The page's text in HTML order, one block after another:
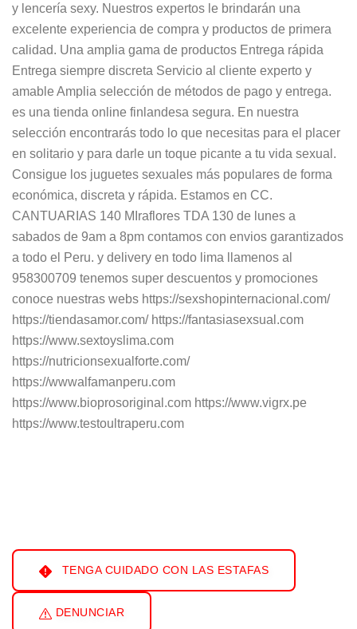
y lencería sexy. Nuestros expertos le brindarán una
excelente experiencia de compra y productos de primera
calidad. Una amplia gama de productos Entrega rápida
Entrega siempre discreta Servicio al cliente experto y
amable Amplia selección de métodos de pago y entrega.
es una tienda online finlandesa segura. En nuestra
selección encontrarás todo lo que necesitas para el placer
en solitario y para darle un toque picante a tu vida sexual.
Consigue los juguetes sexuales más populares de forma
económica, discreta y rápida. Estamos en CC.
CANTUARIAS 140 MIraflores TDA 130 de lunes a
sabados de 9am a 8pm contamos con envios garantizados
a todo el Peru. y delivery en todo lima llamenos al
958300709 tenemos super descuentos y promociones
conoce nuestras webs https://sexshopinternacional.com/
https://tiendasamor.com/ https://fantasiasexsual.com
https://www.sextoyslima.com
https://nutricionsexualforte.com/
https://wwwalfamanperu.com
https://www.bioprosoriginal.com https://www.vigrx.pe
https://www.testoultraperu.com
TENGA CUIDADO CON LAS ESTAFAS
DENUNCIAR